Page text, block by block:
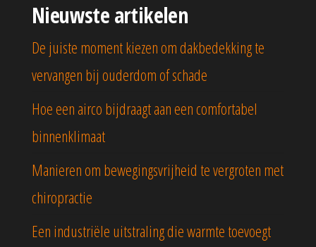
Nieuwste artikelen
De juiste moment kiezen om dakbedekking te
vervangen bij ouderdom of schade
Hoe een airco bijdraagt aan een comfortabel
binnenklimaat
Manieren om bewegingsvrijheid te vergroten met
chiropractie
Een industriële uitstraling die warmte toevoegt